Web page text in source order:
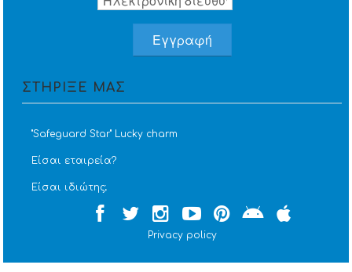
ΣΤΗΡΙΞΕ ΜΑΣ
''Safeguard Star'' Lucky charm
Είσαι εταιρεία?
Είσαι ιδιώτης;
Privacy policy